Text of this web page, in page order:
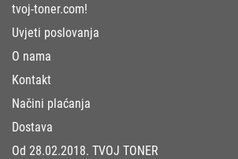
tvoj-toner.com!
Uvjeti poslovanja
O nama
Kontakt
Načini plaćanja
Dostava
Od 28.02.2018. TVOJ TONER